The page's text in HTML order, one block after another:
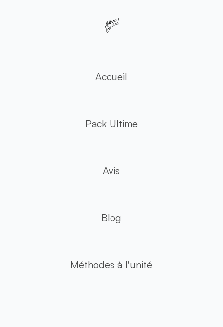
Accueil
Pack Ultime
Avis
Blog
Méthodes à l'unité